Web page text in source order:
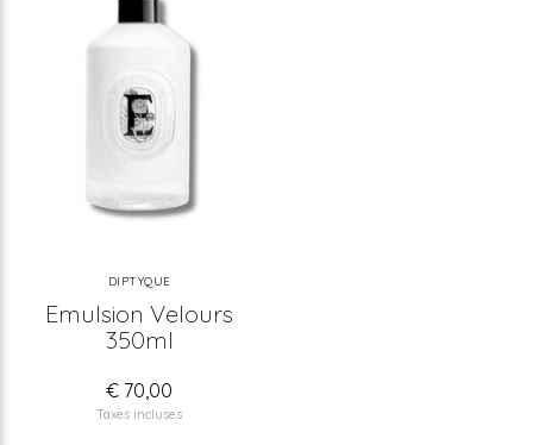
DIPTYQUE
Emulsion Velours
350ml
€ 70,00
Taxes incluses